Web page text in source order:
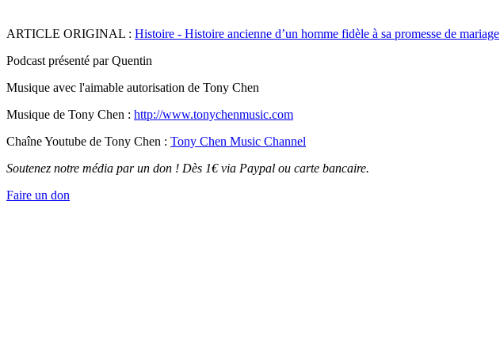
ARTICLE ORIGINAL : Histoire - Histoire ancienne d’un homme fidèle à sa promesse de mariage
Podcast présenté par Quentin
Musique avec l'aimable autorisation de Tony Chen
Musique de Tony Chen : http://www.tonychenmusic.com
Chaîne Youtube de Tony Chen : Tony Chen Music Channel
Soutenez notre média par un don ! Dès 1€ via Paypal ou carte bancaire.
Faire un don